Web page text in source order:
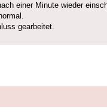
einer Minute wieder
gearbeitet.